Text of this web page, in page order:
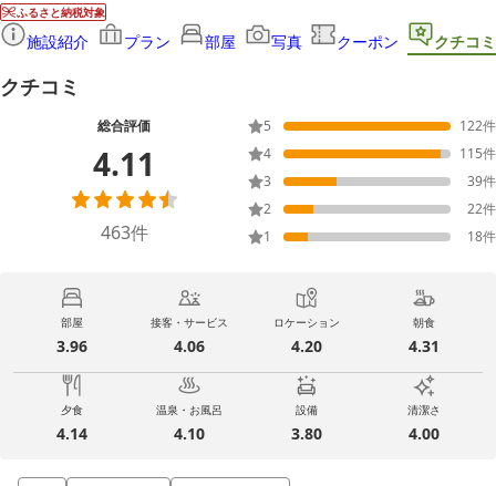
ふるさと納税対象
施設紹介 プラン 部屋 写真 クーポン クチコミ
クチコミ
総合評価
4.11
463件
5 122件
4
115件
3
39件
2
22件
1
18件
部屋
3.96
接客・サービス
4.06
ロケーション
4.20
朝食
4.31
夕食
4.14
温泉・お風呂
4.10
設備
3.80
清潔さ
4.00